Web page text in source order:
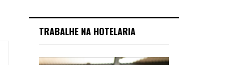
TRABALHE NA HOTELARIA